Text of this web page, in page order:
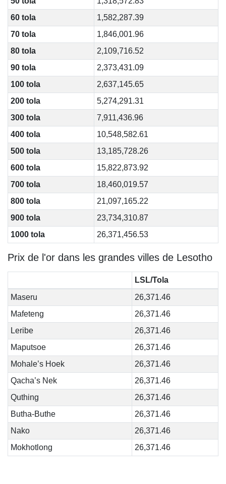
60 tola
1,582,287.39
70 tola
1,846,001.96
80 tola
2,109,716.52
90 tola
2,373,431.09
100 tola
2,637,145.65
200 tola
5,274,291.31
300 tola
7,911,436.96
400 tola
10,548,582.61
500 tola
13,185,728.26
600 tola
15,822,873.92
700 tola
18,460,019.57
800 tola
21,097,165.22
900 tola
23,734,310.87
1000 tola
26,371,456.53
Prix de l'or dans les grandes villes de Lesotho
LSL/Tola
Maseru
26,371.46
Mafeteng
26,371.46
Leribe
26,371.46
Maputsoe
26,371.46
Mohale’s Hoek
26,371.46
Qacha’s Nek
26,371.46
Quthing
26,371.46
Butha-Buthe
26,371.46
Nako
26,371.46
Mokhotlong
26,371.46